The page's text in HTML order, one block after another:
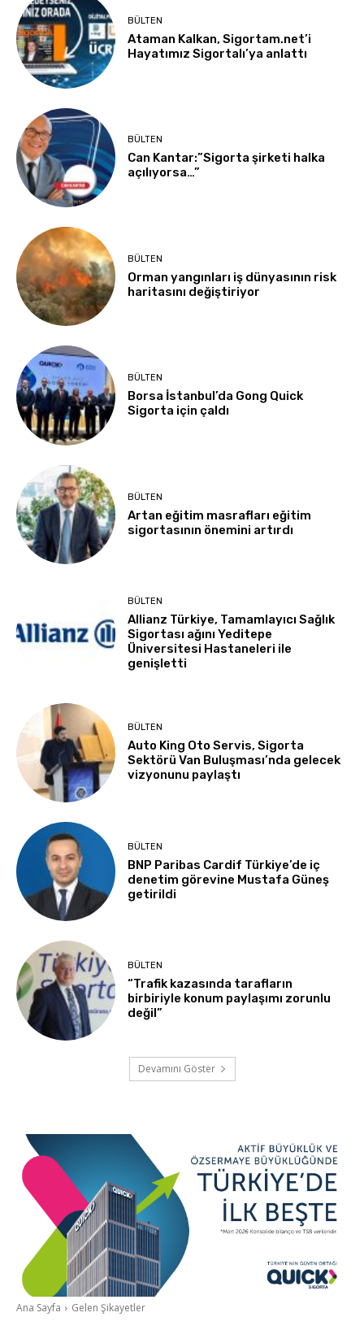
BÜLTEN
Ataman Kalkan, Sigortam.net’i
Hayatımız Sigortalı’ya anlattı
BÜLTEN
Can Kantar:”Sigorta şirketi halka
açılıyorsa…”
BÜLTEN
Orman yangınları iş dünyasının risk
haritasını değiştiriyor
BÜLTEN
Borsa İstanbul’da Gong Quick
Sigorta için çaldı
BÜLTEN
Artan eğitim masrafları eğitim
sigortasının önemini artırdı
BÜLTEN
Allianz Türkiye, Tamamlayıcı Sağlık
Sigortası ağını Yeditepe
Üniversitesi Hastaneleri ile
genişletti
BÜLTEN
Auto King Oto Servis, Sigorta
Sektörü Van Buluşması’nda gelecek
vizyonunu paylaştı
BÜLTEN
BNP Paribas Cardif Türkiye’de iç
denetim görevine Mustafa Güneş
getirildi
BÜLTEN
“Trafik kazasında tarafların
birbiriyle konum paylaşımı zorunlu
değil”
Devamını Göster